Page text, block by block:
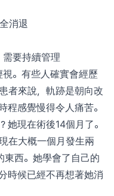
消退
要持續管理
。有些人確實會經歷
者來說，軌跡是朝向改
程感覺慢得令人痛苦。
她現在術後14個月了。
在大概一個月發生兩
東西。她學會了自己的
時候已經不再想著她消